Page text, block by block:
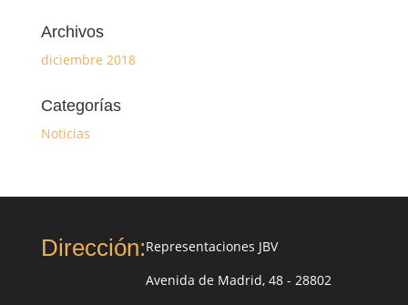
Archivos
diciembre 2018
Categorías
Noticias
Dirección:Representaciones JBV
Avenida de Madrid, 48 - 28802